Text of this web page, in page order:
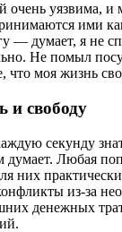
очень уязвима, и
ими
— думает, я не
Не помыл
что моя жизнь
и свободу
секунду
думает. Любая
них
из-за
денежных